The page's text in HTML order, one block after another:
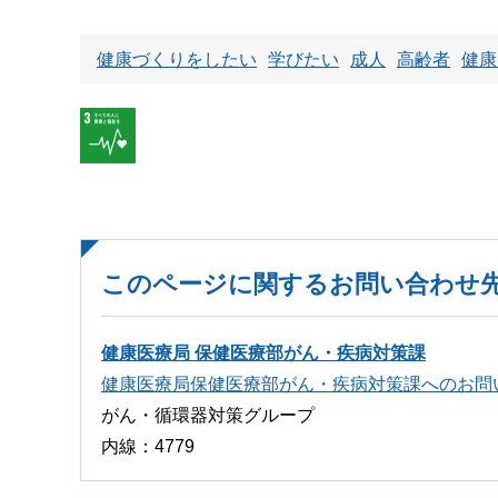
健康づくりをしたい 学びたい 成人 高齢者 健
このページに関するお問い合わせ
健康医療局 保健医療部がん・疾病対策課
健康医療局保健医療部がん・疾病対策課へのお問
がん・循環器対策グループ
内線：4779